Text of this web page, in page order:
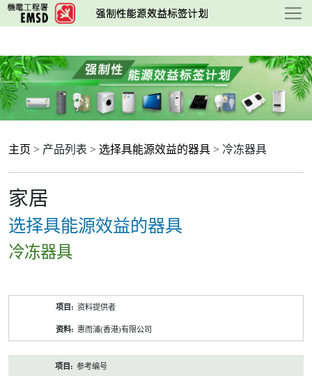
跳
至
要
内
容
主页 > 产品列表 > 选择具能源效益的器具 > 冷冻器具
家居
选择具能源效益的器具
冷冻器具
资料提供者
惠而浦(香港)有限公司
参考编号